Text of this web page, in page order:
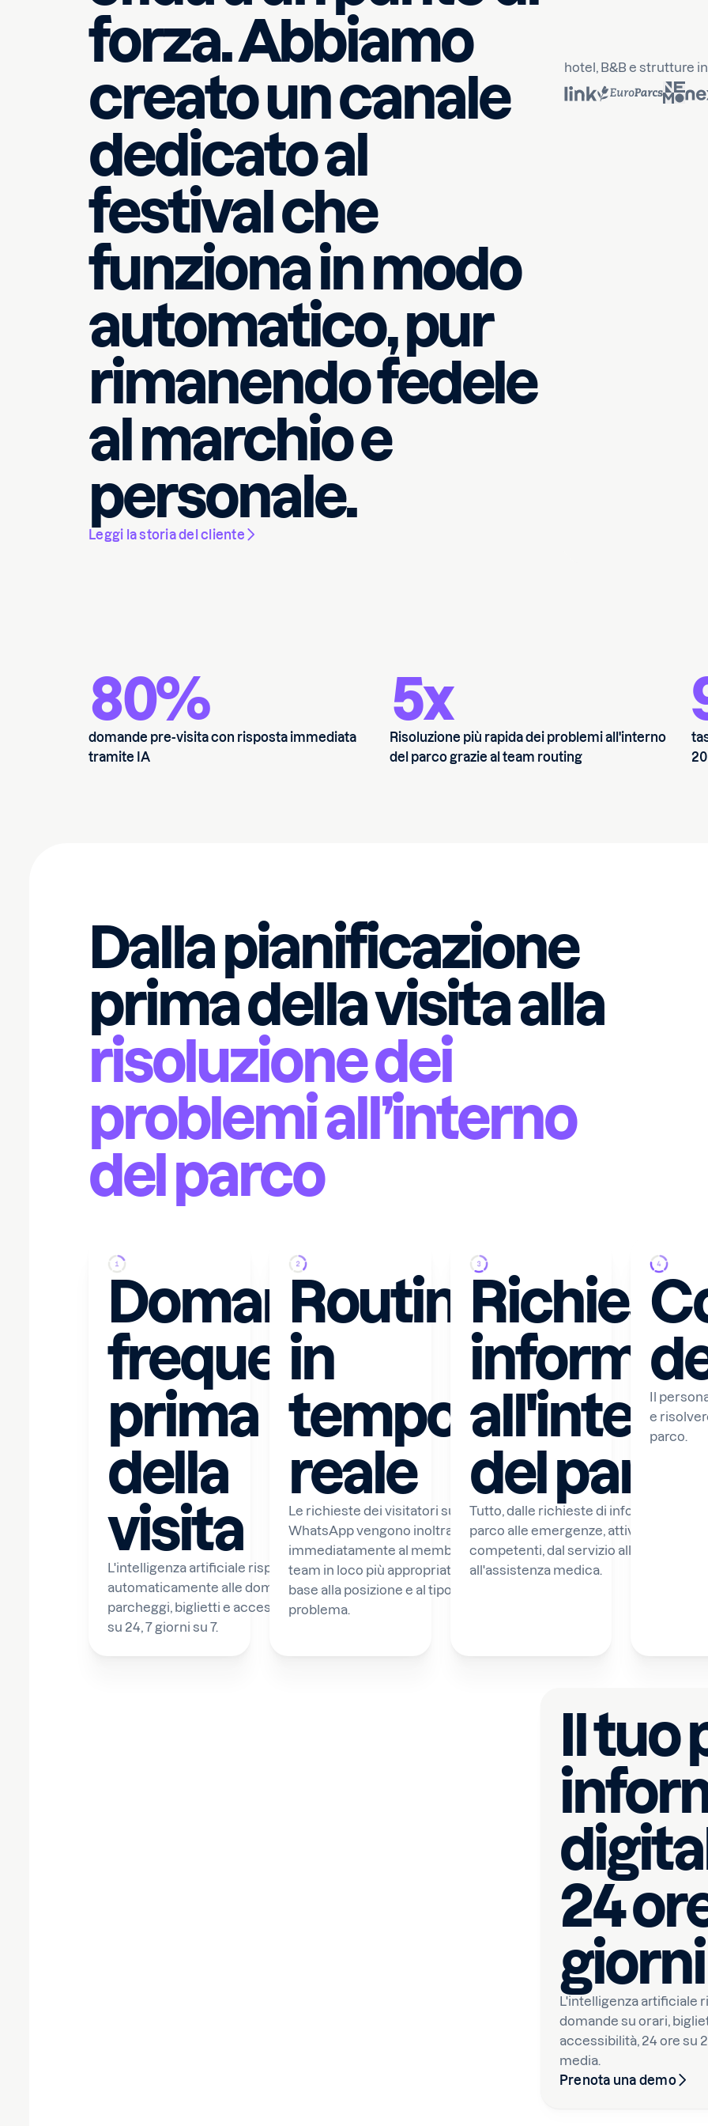
Partner ufficiale di WhatsApp Business , scelto da boutique hotel, B&B e strutture
forza. Abbiamo
creato un canale
dedicato al
festival che
funziona in modo
automatico, pur
rimanendo fedele
al marchio e
personale.
Leggi la storia del cliente
80%
domande pre-visita con risposta immediata
tramite IA
5x
Risoluzione più rapida dei problemi all'interno
del parco grazie al team routing
Dalla pianificazione
prima della visita alla
risoluzione dei
problemi all’interno
del parco
Domande
frequenti
prima
della
visita
L'intelligenza artificiale risponde
automaticamente alle domande su orari,
parcheggi, biglietti e accessibilità 24 ore
su 24, 7 giorni su 7.
Routing
in
tempo
reale
Le richieste dei visitatori su
WhatsApp vengono inoltrate
immediatamente al membro del
team in loco più appropriato in
base alla posizione e al tipo di
problema.
del parco
Tutto, dalle richieste di informazioni
parco alle emergenze, attiva avvisi
competenti, dal servizio alla sicurezza
all'assistenza medica.
Il
e
parco.
Il
24
L'intelligenza artificiale
domande su orari,
accessibilità, 24 ore su
media.
Prenota una demo